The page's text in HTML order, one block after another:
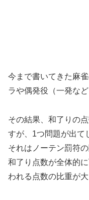
今まで書いてきた麻
ラや偶発役（一発な
その結果、和了りの
すが、1つ問題が出て
それはノーテン罰符の
和了り点数が全体的
われる点数の比重が